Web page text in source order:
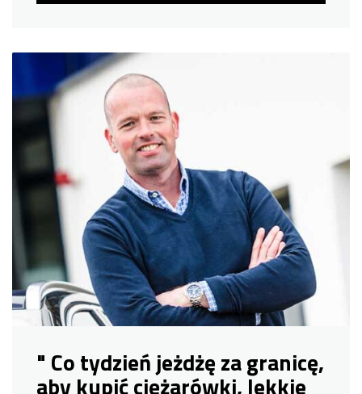
" Co tydzień jeżdżę za granicę,
aby kupić ciężarówki, lekkie